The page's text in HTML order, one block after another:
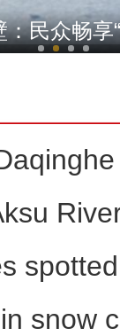
级强震 阿
民众畅享
snow